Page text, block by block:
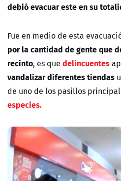
debió evacuar este en su
Fue en medio de esta
por la cantidad de gente que
recinto, es que delincuentes
vandalizar diferentes tiendas
de uno de los pasillos
especies.